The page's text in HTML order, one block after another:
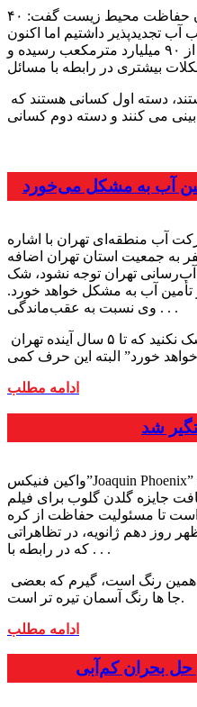
عیسی کلانتری رئیس سازمان حفاظت محیط زیست گفت: ۴۰
مترمکعب آب تجدید‌پذیر داشتیم اما اکنون
منابع آبی تجدید‌پذیر کشور به کمتر از ۹۰ میلیارد مترمکعب رسیده و
می کنند و دسته دوم کسانی
آب منطقه‌ای تهران با اشاره
۲۵۰ هزار نفر به جمعیت استان تهران اضافه
تهران توجه نشود، شک
تهران در تأمین آب به مشکل خواهد خورد.
وی نسبت به عقب‌ماندگی . . .
ادامه مطلب
شد
واکین فنیکس”Joaquin Phoenix” بازیگر نقش جوکر که از طرفداران
جایزه گلدن گلوب برای فیلم
تا مسئولیت حفاظت از کره
روز دهم ژانویه، در تظاهراتی
که در رابطه با . . .
جا ها رنگ آسمان تیره تر است.
ادامه مطلب
حل بحران کم‌آبی